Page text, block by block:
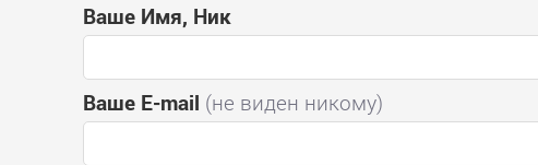
Ваше Имя, Ник
Ваше E-mail (не виден никому)